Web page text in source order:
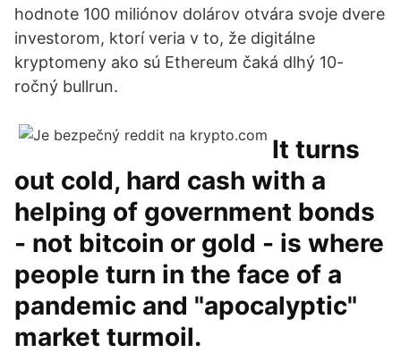
hodnote 100 miliónov dolárov otvára svoje dvere
investorom, ktorí veria v to, že digitálne
kryptomeny ako sú Ethereum čaká dlhý 10-
ročný bullrun.
It turns
out cold, hard cash with a
helping of government bonds
- not bitcoin or gold - is where
people turn in the face of a
pandemic and "apocalyptic"
market turmoil.